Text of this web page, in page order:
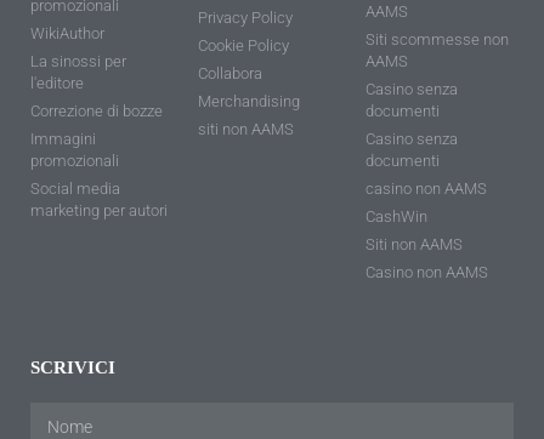
promozionali
WikiAuthor
La sinossi per
l'editore
Correzione di bozze
Immagini
promozionali
Social media
marketing per autori
Privacy Policy
Cookie Policy
Collabora
Merchandising
siti non AAMS
AAMS
Siti scommesse non
AAMS
Casino senza
documenti
Casino senza
documenti
casino non AAMS
CashWin
Siti non AAMS
Casino non AAMS
SCRIVICI